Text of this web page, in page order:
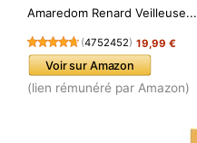
Amaredom Renard Veilleuse...
(4752452) 19,99 €
Voir sur Amazon
(lien rémunéré par Amazon)